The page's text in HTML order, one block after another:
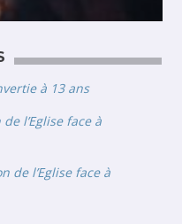
à 13 ans
l’Eglise face à
de l’Eglise face à